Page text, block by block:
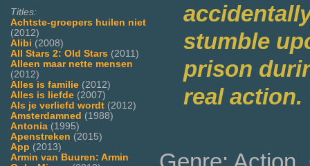
Titles:
Achtste-groepers huilen niet
(2012)
Alibi (2008)
All Stars 2: Old Stars (2011)
Alleen maar nette mensen
(2012)
Alles is familie (2012)
Alles is liefde (2007)
Als je verliefd wordt (2012)
Amsterdamned (1988)
Antonia (1995)
Apenstreken (2015)
App (2013)
Armin van Buuren: Armin
stumble
prison
real action.